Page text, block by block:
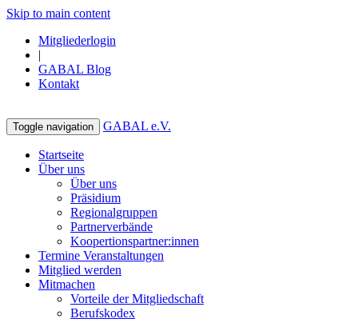
Skip to main content
Mitgliederlogin
|
GABAL Blog
Kontakt
Toggle navigation GABAL e.V.
Startseite
Über uns
Über uns
Präsidium
Regionalgruppen
Partnerverbände
Koopertionspartner:innen
Termine Veranstaltungen
Mitglied werden
Mitmachen
Vorteile der Mitgliedschaft
Berufskodex